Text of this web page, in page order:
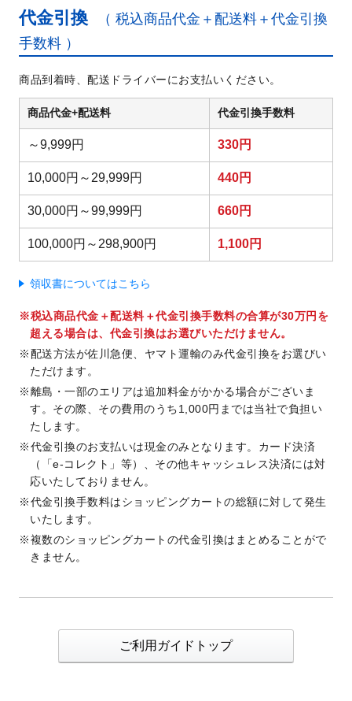
代金引換
（ 税込商品代金＋配送料＋代金引換
手数料 ）
商品到着時、配送ドライバーにお支払いください。
商品代金+配送料 代金引換手数料
～9,999円 330円
10,000円～29,999円 440円
30,000円～99,999円 660円
100,000円～298,900円 1,100円
領収書についてはこちら
税込商品代金＋配送料＋代金引換手数料の合算が30万円を
超える場合は、代金引換はお選びいただけません。
配送方法が佐川急便、ヤマト運輸のみ代金引換をお選びい
ただけます。
離島・一部のエリアは追加料金がかかる場合がございま
す。その際、その費用のうち1,000円までは当社で負担い
たします。
代金引換のお支払いは現金のみとなります。カード決済
（「e-コレクト」等）、その他キャッシュレス決済には対
応いたしておりません。
代金引換手数料はショッピングカートの総額に対して発生
いたします。
複数のショッピングカートの代金引換はまとめることがで
きません。
ご利用ガイドトップ